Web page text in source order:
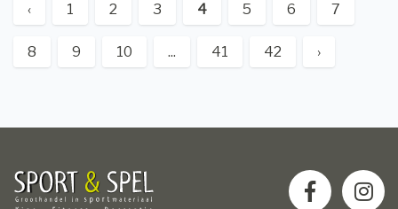
‹ 1 2 3 4 5 6 7
8 9 10 ... 41 42 ›